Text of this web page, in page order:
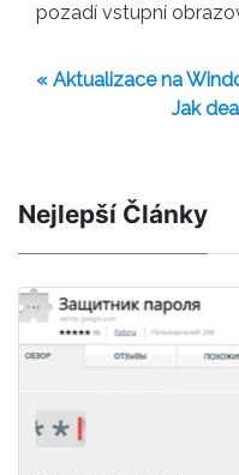
pozadí vstupní
« Aktualizace na
Jak
Nejlepší Články